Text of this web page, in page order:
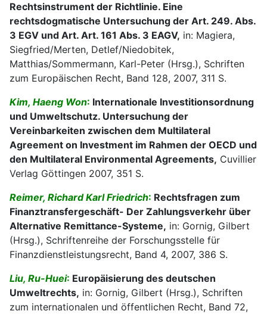
Rechtsinstrument der Richtlinie. Eine
rechtsdogmatische Untersuchung der Art. 249. Abs.
3 EGV und Art. Art. 161 Abs. 3 EAGV, in: Magiera,
Siegfried/Merten, Detlef/Niedobitek,
Matthias/Sommermann, Karl-Peter (Hrsg.), Schriften
zum Europäischen Recht, Band 128, 2007, 311 S.
Kim, Haeng Won: Internationale Investitionsordnung
und Umweltschutz. Untersuchung der
Vereinbarkeiten zwischen dem Multilateral
Agreement on Investment im Rahmen der OECD und
den Multilateral Environmental Agreements, Cuvillier
Verlag Göttingen 2007, 351 S.
Reimer, Richard Karl Friedrich: Rechtsfragen zum
Finanztransfergeschäft- Der Zahlungsverkehr über
Alternative Remittance-Systeme, in: Gornig, Gilbert
(Hrsg.), Schriftenreihe der Forschungsstelle für
Finanzdienstleistungsrecht, Band 4, 2007, 386 S.
Liu, Ru-Huei: Europäisierung des deutschen
Umweltrechts, in: Gornig, Gilbert (Hrsg.), Schriften
zum internationalen und öffentlichen Recht, Band 72,